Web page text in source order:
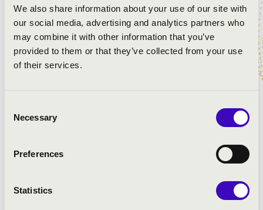
We also share information about your use of our site with
our social media, advertising and analytics partners who
may combine it with other information that you’ve
provided to them or that they’ve collected from your use
of their services.
Selection
Necessary
Preferences
Statistics
ELŐADÓK:
Szamosi Szabolcs- orgona
Miklósa Erika- koloratúrszoprán
Fauré: Requiem - Pie Jesu
Schubert: Ave Maria